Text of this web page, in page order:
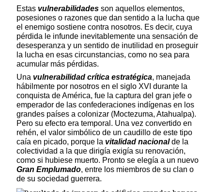
Estas vulnerabilidades son aquellos elementos,
posesiones o razones que dan sentido a la lucha que
el enemigo sostiene contra nosotros. Es decir, cuya
pérdida le infunde inevitablemente una sensación de
desesperanza y un sentido de inutilidad en proseguir
la lucha en esas circunstancias, como no sea para
acumular más pérdidas.
Una vulnerabilidad crítica estratégica, manejada
hábilmente por nosotros en el siglo XVI durante la
conquista de América, fue la captura del gran jefe o
emperador de las confederaciones indígenas en los
grandes países a colonizar (Moctezuma, Atahualpa).
Pero su efecto era temporal. Una vez convertido en
rehén, el valor simbólico de un caudillo de este tipo
caía en picado, porque la vitalidad nacionalde la
colectividad a la que dirigía exigía su renovación,
como si hubiese muerto. Pronto se elegía a un nuevo
Gran Emplumado, entre los miembros de su clan o
de su sociedad guerrera.